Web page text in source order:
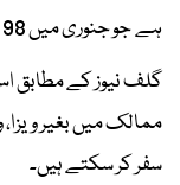
ہے جو جنوری میں 98 اور گزشتہ سال 103 ویں نمبر پر تھی۔
سفر کر سکتے ہیں۔